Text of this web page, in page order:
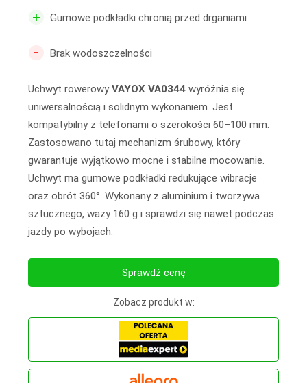
+ Gumowe podkładki chronią przed drganiami
- Brak wodoszczelności
Uchwyt rowerowyVAYOX VA0344 wyróżnia się
uniwersalnością i solidnym wykonaniem. Jest
kompatybilny z telefonami o szerokości 60–100 mm.
Zastosowano tutaj mechanizm śrubowy, który
gwarantuje wyjątkowo mocne i stabilne mocowanie.
Uchwyt ma gumowe podkładki redukujące wibracje
oraz obrót 360°. Wykonany z aluminium i tworzywa
sztucznego, waży 160 g i sprawdzi się nawet podczas
jazdy po wybojach.
Sprawdź cenę
Zobacz produkt w: